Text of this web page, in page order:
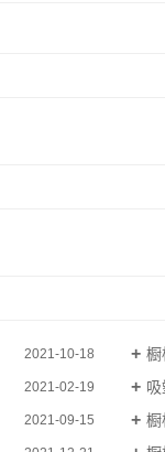
2021-10-18 橱
2021-02-19
2021-09-15 橱